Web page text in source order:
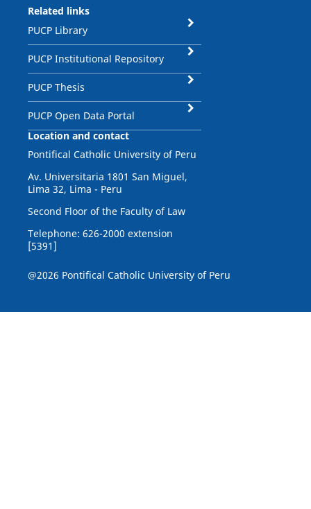
Related links
PUCP Library
PUCP Institutional Repository
PUCP Thesis
PUCP Open Data Portal
Location and contact
Pontifical Catholic University of Peru
Av. Universitaria 1801 San Miguel,
Lima 32, Lima - Peru
Second Floor of the Faculty of Law
Telephone: 626-2000 extension
[5391]
@2026 Pontifical Catholic University of Peru